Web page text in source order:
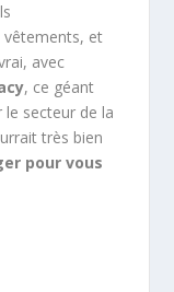
vêtements, et
avec
, ce géant
le secteur de la
très bien
pour vous